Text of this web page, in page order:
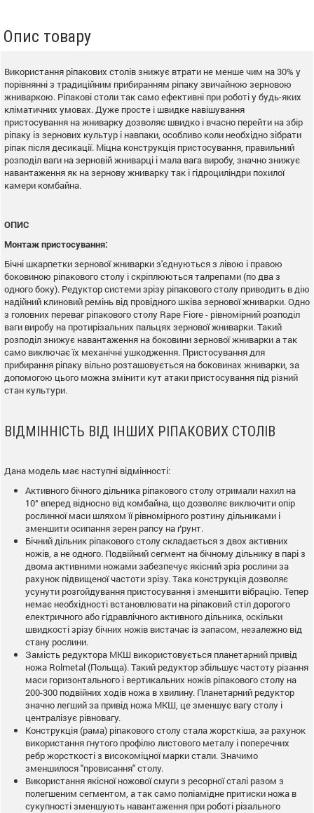
Опис товару
Використання ріпакових столів знижує втрати не менше чим на 30% у
порівнянні з традиційним прибиранням ріпаку звичайною зерновою
жниваркою. Ріпакові столи так само ефективні при роботі у будь-яких
кліматичних умовах. Дуже просте і швидке навішування
пристосування на жниварку дозволяє швидко і вчасно перейти на збір
ріпаку із зернових культур і навпаки, особливо коли необхідно зібрати
ріпак після десикації. Міцна конструкція пристосування, правильний
розподіл ваги на зерновій жниварці і мала вага виробу, значно знижує
навантаження як на зернову жниварку так і гідроциліндри похилої
камери комбайна.
ОПИС
Монтаж пристосування:
Бічні шкарпетки зернової жниварки з'єднуються з лівою і правою
боковиною ріпакового столу і скріплюються талрепами (по два з
одного боку). Редуктор системи зрізу ріпакового столу приводить в дію
надійний клиновий ремінь від провідного шківа зернової жниварки. Одно
з головних переваг ріпакового столу Rape Fiore - рівномірний розподіл
ваги виробу на протирізальних пальцях зернової жниварки. Такий
розподіл знижує навантаження на боковини зернової жниварки а так
само виключає їх механічні ушкодження. Пристосування для
прибирання ріпаку вільно розташовується на боковинах жниварки, за
допомогою цього можна змінити кут атаки пристосування під різний
стан культури.
ВІДМІННІСТЬ ВІД ІНШИХ РІПАКОВИХ СТОЛІВ
Дана модель має наступні відмінності:
Активного бічного дільника ріпакового столу отримали нахил на
10° вперед відносно від комбайна, що дозволяє виключити опір
рослинної маси шляхом її рівномірного розтину дільниками і
зменшити осипання зерен рапсу на ґрунт.
Бічний дільник ріпакового столу складається з двох активних
ножів, а не одного. Подвійний сегмент на бічному дільнику в парі з
двома активними ножами забезпечує якісний зріз рослини за
рахунок підвищеної частоти зрізу. Така конструкція дозволяє
усунути розгойдування пристосування і зменшити вібрацію. Тепер
немає необхідності встановлювати на ріпаковий стіл дорогого
електричного або гідравлічного активного дільника, оскільки
швидкості зрізу бічних ножів вистачає із запасом, незалежно від
стану рослини.
Замість редуктора МКШ використовується планетарний привід
ножа Rolmetal (Польща). Такий редуктор збільшує частоту різання
маси горизонтального і вертикальних ножів ріпакового столу на
200-300 подвійних ходів ножа в хвилину. Планетарний редуктор
значно легший за привід ножа МКШ, це зменшує вагу столу і
централізує рівновагу.
Конструкція (рама) ріпакового столу стала жорсткіша, за рахунок
використання гнутого профілю листового металу і поперечних
ребр жорсткості з високоміцної марки стали. Значимо
зменшилося "провисання" столу.
Використання якісної ножової смуги з ресорної сталі разом з
полегшеним сегментом, а так само поліамідне притиски ножа в
сукупності зменшують навантаження при роботі різального